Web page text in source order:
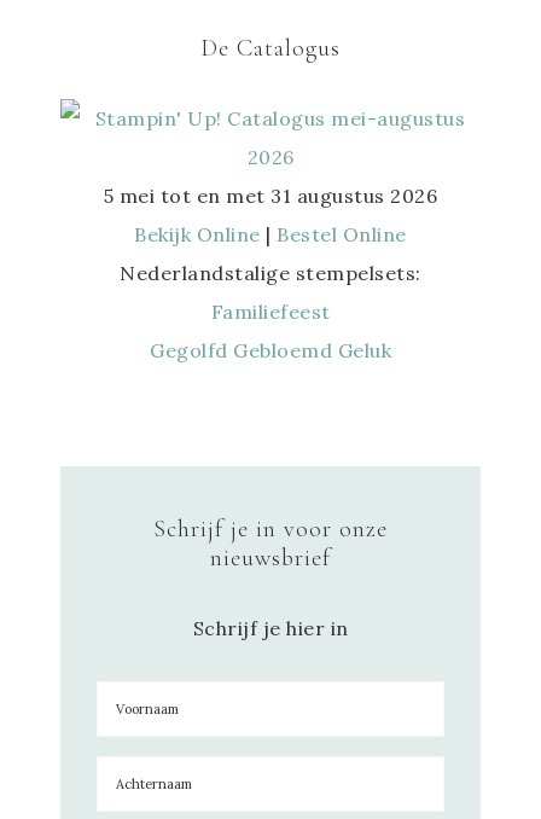
De Catalogus
5 mei tot en met 31 augustus 2026
Bekijk Online | Bestel Online
Nederlandstalige stempelsets:
Familiefeest
Gegolfd Gebloemd Geluk
Schrijf je in voor onze
nieuwsbrief
Schrijf je hier in